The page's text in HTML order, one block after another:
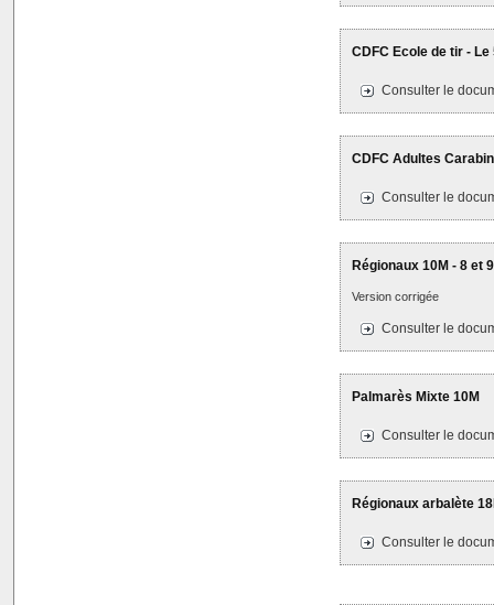
CDFC Ecole de tir -
Consulter le
CDFC Adultes
Consulter le
Régionaux 10M - 8 et
Version corrigée
Consulter le
Palmarès Mixte 10M
Consulter le
Régionaux arbalète
Consulter le